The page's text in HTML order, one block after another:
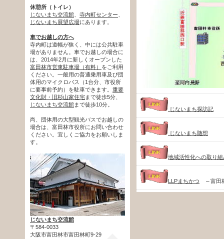
じないまち探訪記
じないまち随想
地域活性化への取り組
LLPまちかつ ～富田
休憩所（トイレ）
じないまち交流館
寺内町センター
じないまち展望広場にあります。
車でお越しの方へ
寺内町は道幅が狭く、中には公共駐車
場がありません。車でお越しの場合に
は、2014年2月に新しくオープンした
富田林市営東駐車場（有料） をご利用
ください。一般用の普通乗用車及び団
体用のマイクロバス（1台分、市役所
に要事前予約）を駐車できます。 重要
文化財・旧杉山家住宅まで徒歩5分、
じないまち交流館まで徒歩10分。
尚、団体用の大型観光バスでお越しの
場合は、富田林市役所にお問い合わせ
ください。宜しくご協力をお願いしま
す。
じないまち交流館
〒584-0033
大阪市富田林市富田林町9-29